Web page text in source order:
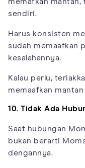
sendiri.
Harus konsisten
sudah memaafkan
kesalahannya.
Kalau perlu,
memaafkan
10. Tidak Ada
Saat hubungan
bukan berarti
dengannya.